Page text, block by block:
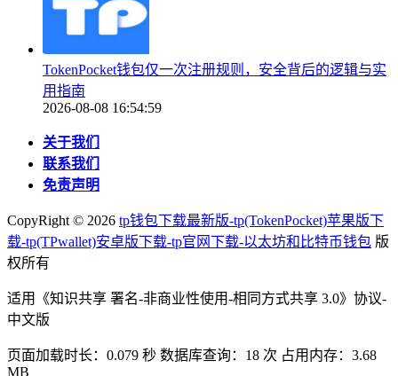
TokenPocket钱包仅一次注册规则，安全背后的逻辑与实
用指南
2026-08-08 16:54:59
关于我们
联系我们
免责声明
CopyRight © 2026 tp钱包下载最新版-tp(TokenPocket)苹果版下
载-tp(TPwallet)安卓版下载-tp官网下载-以太坊和比特币钱包 版
权所有
适用《知识共享 署名-非商业性使用-相同方式共享 3.0》协议-
中文版
页面加载时长：0.079 秒 数据库查询：18 次 占用内存：3.68
MB